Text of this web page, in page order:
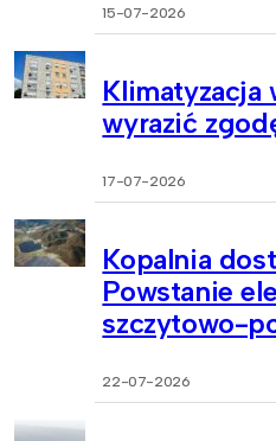
15-07-2026
Klimatyzacja
wyrazić
17-07-2026
Kopalnia
Powstanie
szczytowo-
22-07-2026